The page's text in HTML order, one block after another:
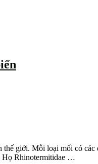
giới. Mỗi loại mối có
Họ Rhinotermitidae …